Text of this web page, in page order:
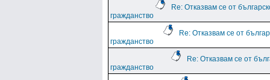
Re: Отказвам се от
гражданство
Re: Отказвам се от
гражданство
Re: Отказвам се от
гражданство